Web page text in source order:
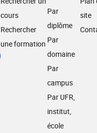
cours
Rechercher
une formation
Par
diplôme
Par
domaine
Par
campus
Par UFR,
institut,
école
site